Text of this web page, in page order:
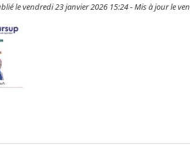
le vendredi 23 janvier 2026 15:24 - Mis à jour le